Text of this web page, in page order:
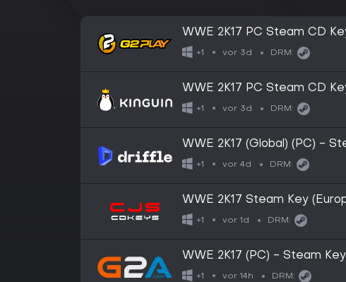
WWE 2K17 PC Steam CD
+1 vor 3d DRM:
WWE 2K17 PC Steam CD
+1 vor 3d DRM:
WWE 2K17 (Global) (PC) -
+1 vor 4d DRM:
WWE 2K17 Steam Key
+1 vor 1d DRM:
WWE 2K17 (PC) - Steam
+1 vor 14h DRM: